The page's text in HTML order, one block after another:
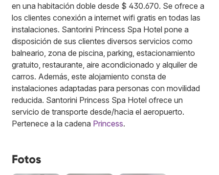
en una habitación doble desde $ 430.670. Se ofrece a
los clientes conexión a internet wifi gratis en todas las
instalaciones. Santorini Princess Spa Hotel pone a
disposición de sus clientes diversos servicios como
balneario, zona de piscina, parking, estacionamiento
gratuito, restaurante, aire acondicionado y alquiler de
carros. Además, este alojamiento consta de
instalaciones adaptadas para personas con movilidad
reducida. Santorini Princess Spa Hotel ofrece un
servicio de transporte desde/hacia el aeropuerto.
Pertenece a la cadena Princess.
Fotos